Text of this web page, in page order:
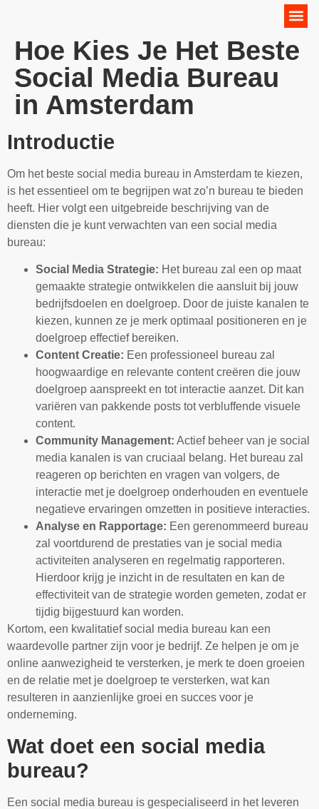
Hoe Kies Je Het Beste
Social Media Bureau
in Amsterdam
Introductie
Om het beste social media bureau in Amsterdam te kiezen,
is het essentieel om te begrijpen wat zo’n bureau te bieden
heeft. Hier volgt een uitgebreide beschrijving van de
diensten die je kunt verwachten van een social media
bureau:
Social Media Strategie: Het bureau zal een op maat
gemaakte strategie ontwikkelen die aansluit bij jouw
bedrijfsdoelen en doelgroep. Door de juiste kanalen te
kiezen, kunnen ze je merk optimaal positioneren en je
doelgroep effectief bereiken.
Content Creatie: Een professioneel bureau zal
hoogwaardige en relevante content creëren die jouw
doelgroep aanspreekt en tot interactie aanzet. Dit kan
variëren van pakkende posts tot verbluffende visuele
content.
Community Management: Actief beheer van je social
media kanalen is van cruciaal belang. Het bureau zal
reageren op berichten en vragen van volgers, de
interactie met je doelgroep onderhouden en eventuele
negatieve ervaringen omzetten in positieve interacties.
Analyse en Rapportage: Een gerenommeerd bureau
zal voortdurend de prestaties van je social media
activiteiten analyseren en regelmatig rapporteren.
Hierdoor krijg je inzicht in de resultaten en kan de
effectiviteit van de strategie worden gemeten, zodat er
tijdig bijgestuurd kan worden.
Kortom, een kwalitatief social media bureau kan een
waardevolle partner zijn voor je bedrijf. Ze helpen je om je
online aanwezigheid te versterken, je merk te doen groeien
en de relatie met je doelgroep te versterken, wat kan
resulteren in aanzienlijke groei en succes voor je
onderneming.
Wat doet een social media
bureau?
Een social media bureau is gespecialiseerd in het leveren